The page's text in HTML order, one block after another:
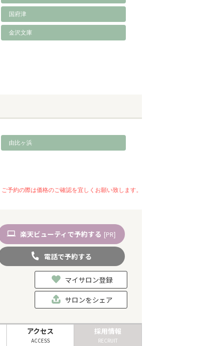
国府津
金沢文庫
由比ヶ浜
予約の際は価格のご確認を宜しくお願い致します。
楽天ビューティ で予約する [PR]
電話で予約する
マイサロン登録
サロンをシェア
アクセス
ACCESS
採用情報
RECRUIT